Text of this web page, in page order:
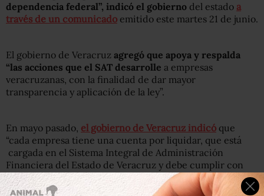
dependencia federal”, indicó el gobierno del estado a
través de un comunicado emitido este martes 21 de junio.
El gobierno de Veracruz agregó que apoya y respalda
“las acciones que el SAT desarrolle a empresas
veracruzanas, con la finalidad de dar mayor
transparencia y aplicación de la ley”.
En mayo pasado, el gobierno de Veracruz indicó que
“cada empresa tiene una cuenta por liquidar, que está
cargada en el Sistema Integral de Administración
Financiera del Estado de Veracruz y debe cumplir con
requisitos como un contrato,una fianza y un proceso
licitatorio”.